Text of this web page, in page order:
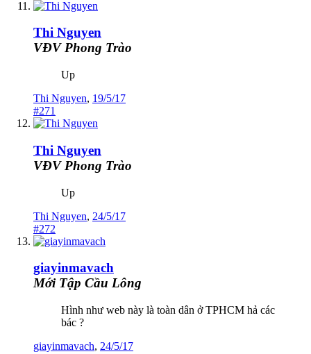
Thi Nguyen
VĐV Phong Trào
Up
Thi Nguyen, 19/5/17
#271
Thi Nguyen
VĐV Phong Trào
Up
Thi Nguyen, 24/5/17
#272
giayinmavach
Mới Tập Cầu Lông
Hình như web này là toàn dân ở TPHCM hả các
bác ?
giayinmavach, 24/5/17